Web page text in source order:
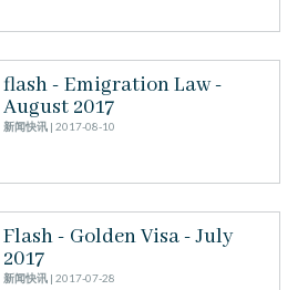
flash - Emigration Law -
August 2017
新闻快讯| 2017-08-10
Flash - Golden Visa - July
2017
新闻快讯| 2017-07-28